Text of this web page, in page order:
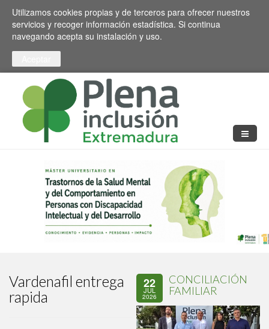
Pasar al contenido principal
Toggle high contrast
Utilizamos cookies propias y de terceros para ofrecer nuestros
servicios y recoger información estadística. Si continua
navegando acepta su instalación y uso.
Vardenafil entrega
rapida
22
JUL
2026
CONCILIACIÓN
FAMILIAR